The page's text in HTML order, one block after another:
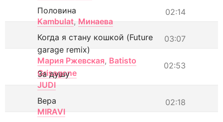
02:14
Половина
Kambulat, Минаева
03:07
Когда я стану кошкой (Future
garage remix)
Мария Ржевская, Batisto
Grisagone
02:53
За душу
JUDI
02:18
Вера
MIRAVI